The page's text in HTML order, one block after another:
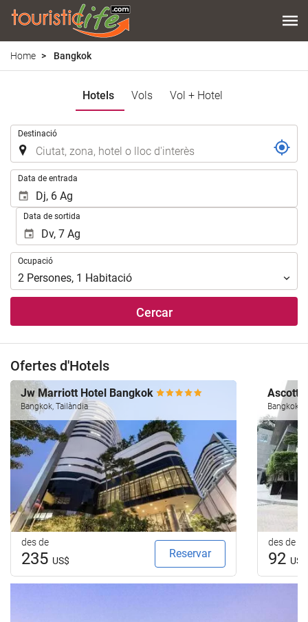
Home Bangkok
Hotels Vols Vol + Hotel
Destinació
Data de entrada
Data de sortida
Ocupació
Ocupació
2 Persones, 1 Habitació
Cercar
Ofertes d'Hotels
Jw Marriott Hotel Bangkok
Bangkok, Tailàndia
des de
235 US$
Reservar
Ascott
Bangkok,
des de
92 US$